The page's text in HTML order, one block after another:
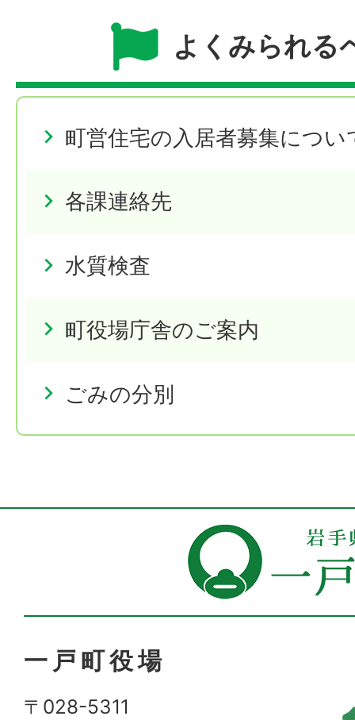
よくみられる
町営住宅の入居者募集につい
各課連絡先
水質検査
町役場庁舎のご案内
ごみの分別
一戸町役場
〒028-5311